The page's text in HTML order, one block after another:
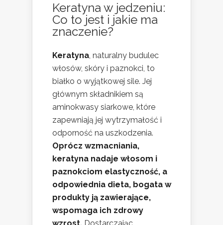
Keratyna w jedzeniu:
Co to jest i jakie ma
znaczenie?
Keratyna, naturalny budulec
włosów, skóry i paznokci, to
białko o wyjątkowej sile. Jej
głównym składnikiem są
aminokwasy siarkowe, które
zapewniają jej wytrzymałość i
odporność na uszkodzenia.
Oprócz wzmacniania,
keratyna nadaje włosom i
paznokciom elastyczność, a
odpowiednia dieta, bogata w
produkty ją zawierające,
wspomaga ich zdrowy